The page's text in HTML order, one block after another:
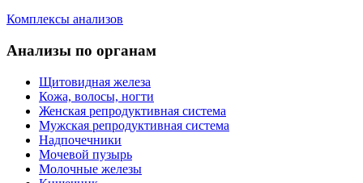
Комплексы анализов
Анализы по органам
Щитовидная железа
Кожа, волосы, ногти
Женская репродуктивная система
Мужская репродуктивная система
Надпочечники
Мочевой пузырь
Молочные железы